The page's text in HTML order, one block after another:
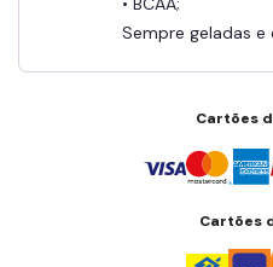
Sempre geladas e
Cartões
Cartões